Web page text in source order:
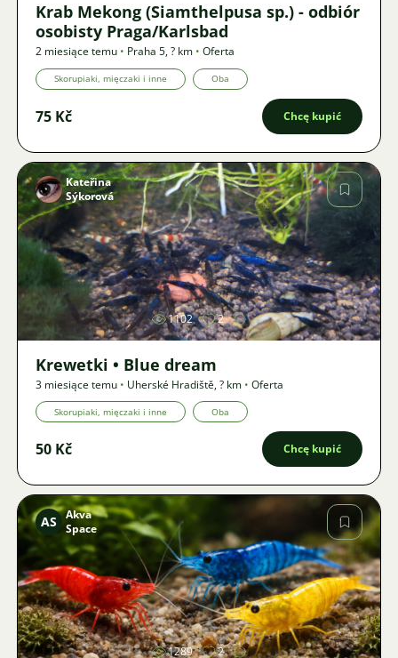
Krab Mekong (Siamthelpusa sp.) - odbiór
osobisty Praga/Karlsbad
2 miesiące temu • Praha 5,? km • Oferta
Skorupiaki, mięczaki i inne Oba
75 Kč Chcę kupić
Zdjęcie
Kateřina
Sýkorová
1102 2
Krewetki • Blue dream
3 miesiące temu • Uherské Hradiště,? km • Oferta
Skorupiaki, mięczaki i inne Oba
50 Kč Chcę kupić
Zdjęcie
AS Akva
Space
1289 2